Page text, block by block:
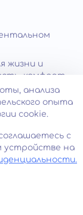
жизни и
комфорт,
вредных
творчества.
анализа
опыта
cookie.
с
устройстве на